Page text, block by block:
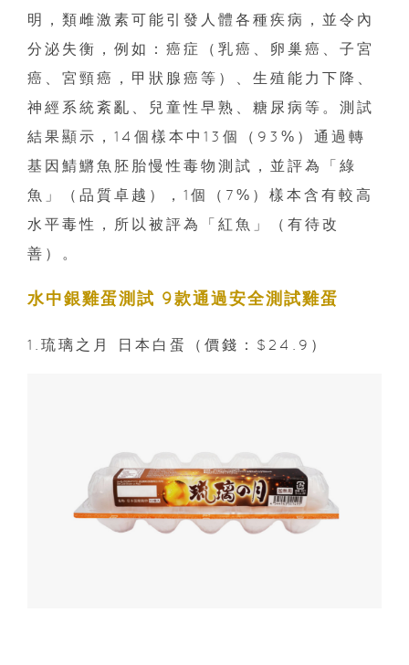
明，類雌激素可能引發人體各種疾病，並令內
分泌失衡，例如：癌症（乳癌、卵巢癌、子宮
癌、宮頸癌，甲狀腺癌等）、生殖能力下降、
神經系統紊亂、兒童性早熟、糖尿病等。測試
結果顯示，14個樣本中13個（93%）通過轉
基因鯖鱂魚胚胎慢性毒物測試，並評為「綠
魚」（品質卓越），1個（7%）樣本含有較高
水平毒性，所以被評為「紅魚」（有待改
善）。
水中銀雞蛋測試 9款通過安全測試雞蛋
1.琉璃之月 日本白蛋（價錢：$24.9）